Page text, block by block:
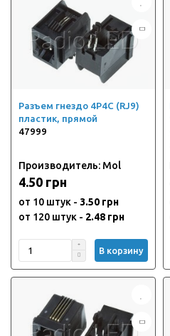
Разъем гнездо 4P4C (RJ9)
пластик, прямой
47999
Производитель: Mol
4.50 грн
от 10 штук - 3.50 грн
от 120 штук - 2.48 грн
В корзину